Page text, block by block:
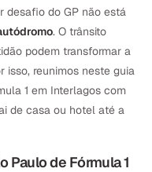
desafio do GP não está
. O trânsito
podem transformar a
isso, reunimos neste guia
1 em Interlagos com
de casa ou hotel até a
Paulo de Fórmula 1